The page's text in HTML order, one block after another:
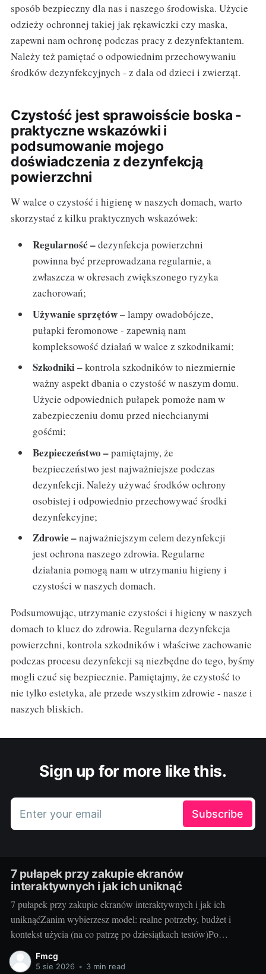
sposób bezpieczny dla nas i naszego środowiska. Użycie
odzieży ochronnej takiej jak rękawiczki czy maska,
zapewni nam ochronę podczas pracy z dezynfektantem.
Należy też pamiętać o odpowiednim przechowywaniu
środków dezynfekcyjnych - z dala od dzieci i zwierząt.
Czystość jest sprawoisście boska -
praktyczne wskazówki i
podsumowanie mojego
doświadczenia z dezynfekcją
powierzchni
W walce o czystość i higienę w naszych domach, warto
skorzystać z kilku praktycznych wskazówek:
Regularność –dezynfekcja powierzchni
powinna być przeprowadzana regularnie, a
zwłaszcza w okresach zwiększonego ryzyka
zachorowań;
Używanie sprzętów –lampy owadobójcze,
pułapki feromonowe - zapewnią nam
kompleksowość działań w walce z szkodnikami;
Szkodniki –kontrola szkodników to niezmiernie
ważny aspekt dbania o czystość w naszym domu.
Użycie odpowiednich pułapek pomoże nam w
zabezpieczeniu domu przed niechcianymi
gośćmi;
Bezpieczeństwo –pamiętajmy, że
bezpieczeństwo jest najważniejsze podczas
dezynfekcji. Należy używać środków ochrony
osobistej i odpowiednio przechowywać środki
dezynfekcyjne;
Zdrowie –najważniejszym celem dezynfekcji
jest ochrona naszego zdrowia. Regularne
działania pomogą nam w utrzymaniu higieny i
czystości w naszych domach.
Podsumowując, utrzymanie czystości i higieny w naszych
domach to klucz do zdrowia. Regularna dezynfekcja
powierzchni, kontrola szkodników i właściwe zachowanie
podczas procesu dezynfekcji są niezbędne do tego, byśmy
mogli czuć się bezpiecznie. Pamiętajmy, że czystość to
nie tylko estetyka, ale przede wszystkim zdrowie - nasze i
naszych bliskich.
Sign up for more like this.
Enter your email Subscribe
7 pułapek przy zakupie ekranów
interaktywnych i jak ich uniknąć
7 pułapek przy zakupie ekranów interaktywnych i jak ich
uniknąćZanim wybierzesz model: realne potrzeby, budżet i
kontekst użycia (na co patrzę po dziesiątkach testów)Po
dziesiątkach testów w szkołach i salach konferencyjnych wiem
jedno: najlepszy ekran to ten, który pasuje do Waszego stylu
Fmcg
5 sie 2026 • 3 min read